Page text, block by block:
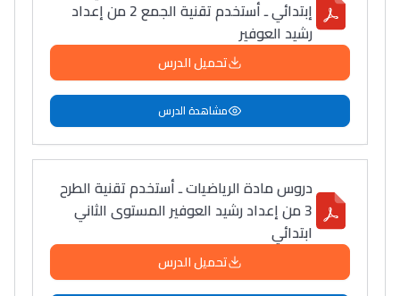
إبتدائي ـ أستخدم تقنية الجمع 2 من إعداد
رشيد العوفير
تحميل الدرس
مشاهدة الدرس
دروس مادة الرياضيات ـ أستخدم تقنية الطرح
3 من إعداد رشيد العوفير المستوى الثاني
ابتدائي
تحميل الدرس